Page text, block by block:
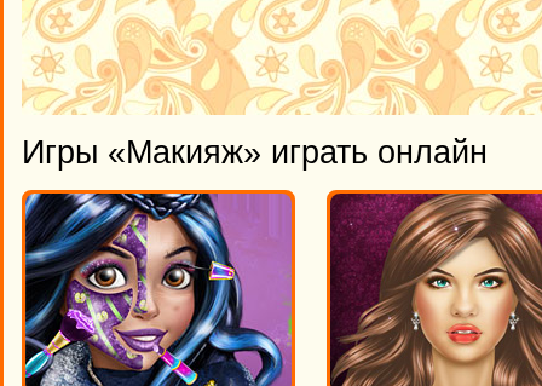
Игры «Макияж» играть онлайн